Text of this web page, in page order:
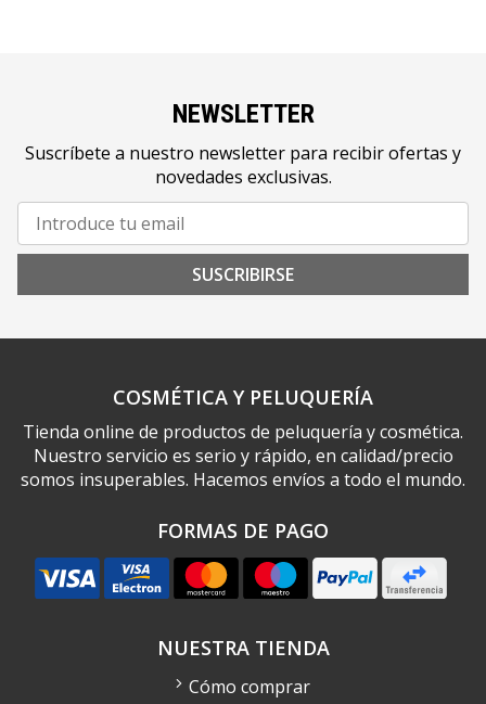
NEWSLETTER
Suscríbete a nuestro newsletter para recibir ofertas y
novedades exclusivas.
SUSCRIBIRSE
COSMÉTICA Y PELUQUERÍA
Tienda online de productos de peluquería y cosmética.
Nuestro servicio es serio y rápido, en calidad/precio
somos insuperables. Hacemos envíos a todo el mundo.
FORMAS DE PAGO
NUESTRA TIENDA
Cómo comprar